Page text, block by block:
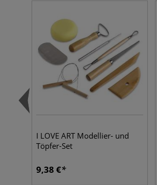
I LOVE ART Modellier- und
Töpfer-Set
9,38 €